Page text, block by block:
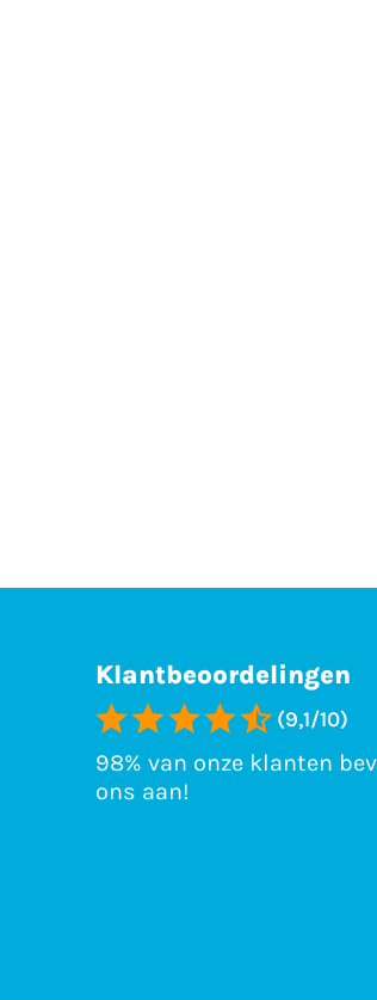
Klantbeoordelingen
(9,1/10)
98% van onze klanten
ons aan!